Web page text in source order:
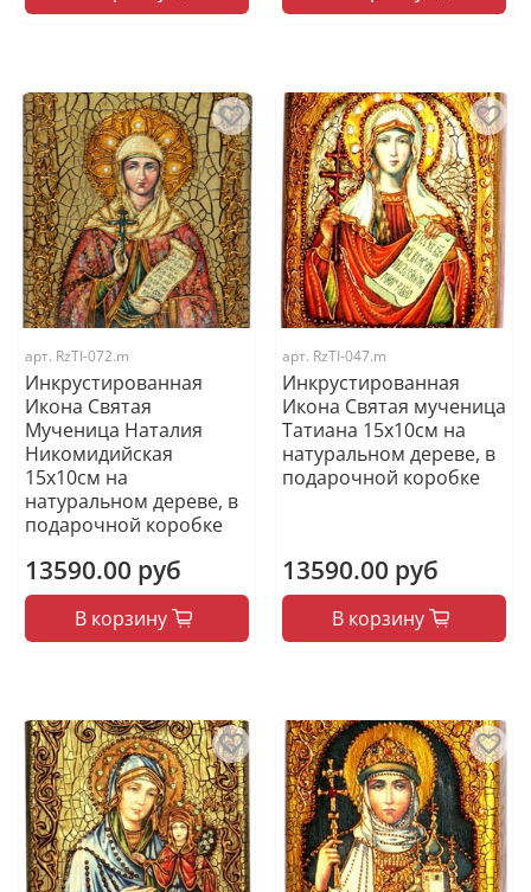
арт. RzTI-072.m
Инкрустированная
Икона Святая
Мученица Наталия
Никомидийская
15х10см на
натуральном дереве, в
подарочной коробке
13590.00 руб
В корзину
арт. RzTI-047.m
Инкрустированная
Икона Святая мученица
Татиана 15х10см на
натуральном дереве, в
подарочной коробке
13590.00 руб
В корзину